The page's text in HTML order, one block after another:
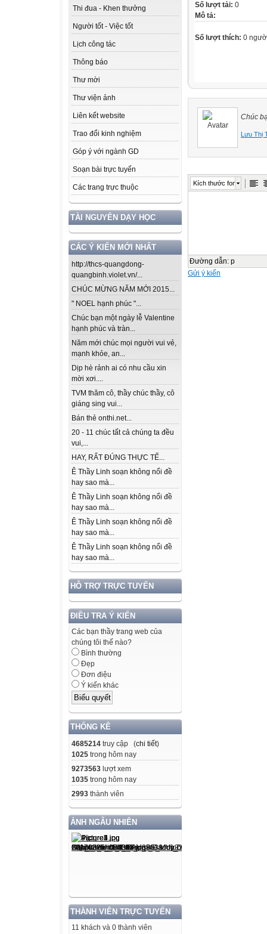
Thi đua - Khen thưởng
Người tốt - Việc tốt
Lịch công tác
Thông báo
Thư mời
Thư viện ảnh
Liên kết website
Trao đổi kinh nghiệm
Góp ý với ngành GD
Soạn bài trực tuyến
Các trang trực thuộc
TÀI NGUYÊN DẠY HỌC
CÁC Ý KIẾN MỚI NHẤT
http://thcs-quangdong-
quangbinh.violet.vn/...
CHÚC MỪNG NĂM MỚI 2015...
" NOEL hạnh phúc "...
Chúc bạn một ngày lễ Valentine
hạnh phúc và tràn...
Năm mới chúc mọi người vui vẻ,
mạnh khỏe, an...
Dịp hè rảnh ai có nhu cầu xin
mời xơi....
TVM thăm cô, thầy chúc thầy, cô
giáng sing vui...
Bán thẻ onthi.net...
20 - 11 chúc tất cả chúng ta đều
vui,...
HAY, RẤT ĐÚNG THỰC TẾ...
Ê Thầy Linh soạn không nổi đề
hay sao mà...
Ê Thầy Linh soạn không nổi đề
hay sao mà...
Ê Thầy Linh soạn không nổi đề
hay sao mà...
Ê Thầy Linh soạn không nổi đề
hay sao mà...
HỖ TRỢ TRỰC TUYẾN
ĐIỀU TRA Ý KIẾN
Các bạn thầy trang web của
chúng tôi thế nào?
Bình thường
Đẹp
Đơn điệu
Ý kiến khác
THỐNG KÊ
4685214 truy cập (chi tiết)
1025 trong hôm nay
9273563 lượt xem
1035 trong hôm nay
2993 thành viên
ẢNH NGẪU NHIÊN
THÀNH VIÊN TRỰC TUYẾN
11 khách và 0 thành viên
Số lượt tải: 0
Mô tả:
Số lượt thích: 0
Chúc
Lưu Thị
Kích thước font
Đường dẫn: p
Gửi ý kiến